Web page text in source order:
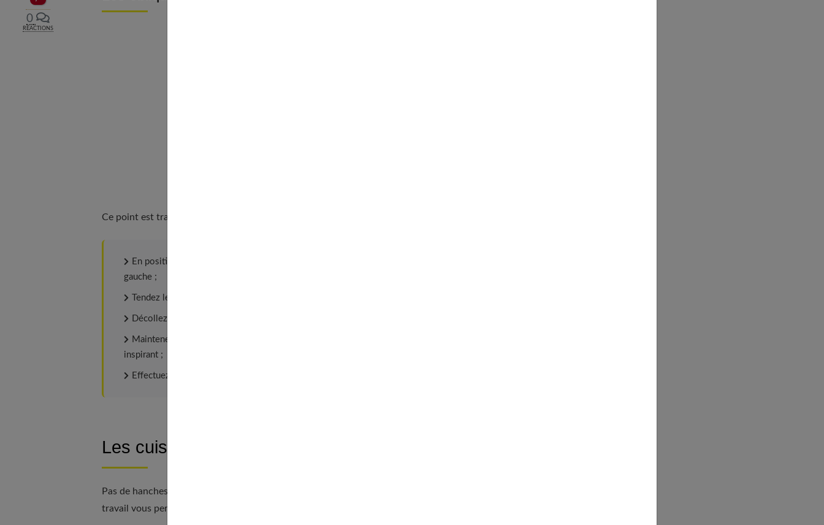
0
RÉACTIONS
Ce point est traité en profondeur dans
En position allongée sur le dos, repliez les jambes et croisez le pied droit par dessus le genou
gauche ;
Tendez les bras en direction de votre genou droit ;
Décollez la tête et les épaules en cherchant à rapprocher votre front du genou droit ;
Maintenez l'effort pendant 4 à 6 secondes en soufflant avec la bouche et reposez votre dos en
inspirant ;
Effectuez le mouvement 10 fois de suite, puis changez de côté.
Les cuisses, les hanches
Pas de hanches bien modelées, lisses et harmonieuses sans muscler les abducteurs des cuisses. Ce
travail vous permettra de combattre la cellulite localisée au niveau de la culotte de cheval.